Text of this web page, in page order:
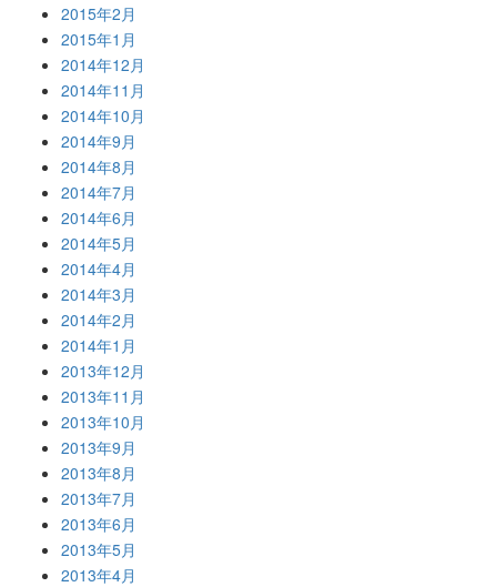
2015年2月
2015年1月
2014年12月
2014年11月
2014年10月
2014年9月
2014年8月
2014年7月
2014年6月
2014年5月
2014年4月
2014年3月
2014年2月
2014年1月
2013年12月
2013年11月
2013年10月
2013年9月
2013年8月
2013年7月
2013年6月
2013年5月
2013年4月